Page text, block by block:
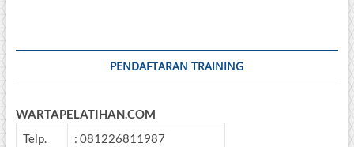
PENDAFTARAN TRAINING
WARTAPELATIHAN.COM
Telp.
: 081226811987